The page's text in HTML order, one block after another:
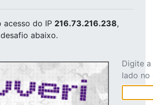
acesso do IP 216.73.216.238,
abaixo.
Digite
lado no